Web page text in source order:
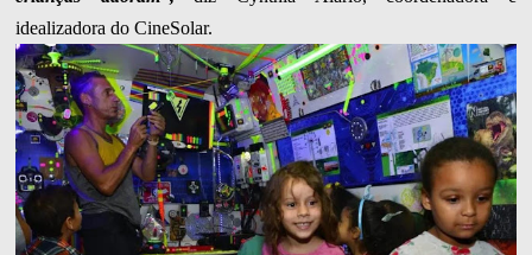
idealizadora do CineSolar.